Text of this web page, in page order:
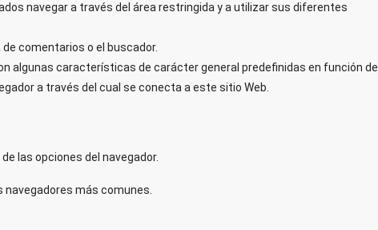
navegar a través del área restringida y a utilizar sus diferentes
comentarios o el buscador.
algunas características de carácter general predefinidas en función de
a través del cual se conecta a este sitio Web.
las opciones del navegador.
más comunes.